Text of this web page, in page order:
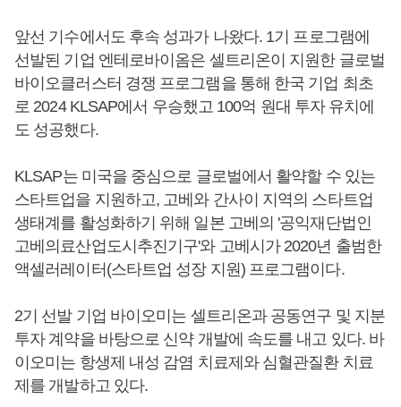
앞선 기수에서도 후속 성과가 나왔다. 1기 프로그램에
선발된 기업 엔테로바이옴은 셀트리온이 지원한 글로벌
바이오클러스터 경쟁 프로그램을 통해 한국 기업 최초
로 2024 KLSAP에서 우승했고 100억 원대 투자 유치에
도 성공했다.
KLSAP는 미국을 중심으로 글로벌에서 활약할 수 있는
스타트업을 지원하고, 고베와 간사이 지역의 스타트업
생태계를 활성화하기 위해 일본 고베의 '공익재단법인
고베의료산업도시추진기구'와 고베시가 2020년 출범한
액셀러레이터(스타트업 성장 지원) 프로그램이다.
2기 선발 기업 바이오미는 셀트리온과 공동연구 및 지분
투자 계약을 바탕으로 신약 개발에 속도를 내고 있다. 바
이오미는 항생제 내성 감염 치료제와 심혈관질환 치료
제를 개발하고 있다.